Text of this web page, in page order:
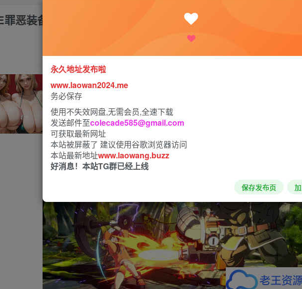
恶装备：斗争 免安装中文版
永久地址发布啦
www.laowan2024.me
务必保存
使用不失效网盘,无需会员,全速下载
发送邮件至colecade585@gmail.com
可获取最新网址
本站被屏蔽了 建议使用谷歌浏览器访问
本站最新地址www.laowang.buzz
好消息！本站TG群已经上线
保存发布页